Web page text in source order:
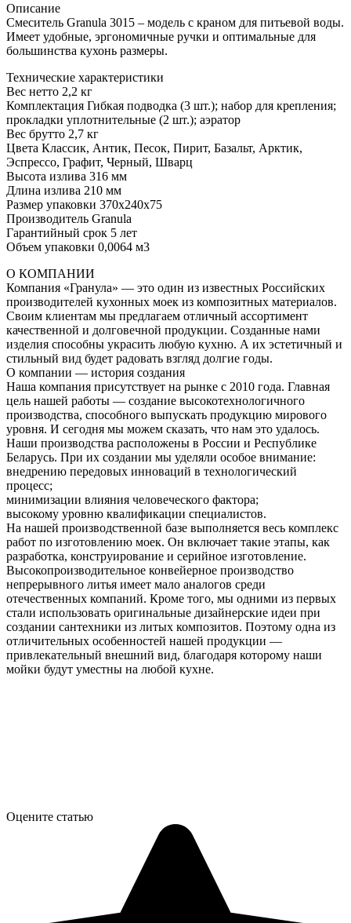
Описание
Смеситель Granula 3015 – модель с краном для питьевой воды.
Имеет удобные, эргономичные ручки и оптимальные для
большинства кухонь размеры.
Технические характеристики
Вес нетто 2,2 кг
Комплектация Гибкая подводка (3 шт.); набор для крепления;
прокладки уплотнительные (2 шт.); аэратор
Вес брутто 2,7 кг
Цвета Классик, Антик, Песок, Пирит, Базальт, Арктик,
Эспрессо, Графит, Черный, Шварц
Высота излива 316 мм
Длина излива 210 мм
Размер упаковки 370x240x75
Производитель Granula
Гарантийный срок 5 лет
Объем упаковки 0,0064 м3
О КОМПАНИИ
Компания «Гранула» — это один из известных Российских
производителей кухонных моек из композитных материалов.
Своим клиентам мы предлагаем отличный ассортимент
качественной и долговечной продукции. Созданные нами
изделия способны украсить любую кухню. А их эстетичный и
стильный вид будет радовать взгляд долгие годы.
О компании — история создания
Наша компания присутствует на рынке с 2010 года. Главная
цель нашей работы — создание высокотехнологичного
производства, способного выпускать продукцию мирового
уровня. И сегодня мы можем сказать, что нам это удалось.
Наши производства расположены в России и Республике
Беларусь. При их создании мы уделяли особое внимание:
внедрению передовых инноваций в технологический
процесс;
минимизации влияния человеческого фактора;
высокому уровню квалификации специалистов.
На нашей производственной базе выполняется весь комплекс
работ по изготовлению моек. Он включает такие этапы, как
разработка, конструирование и серийное изготовление.
Высокопроизводительное конвейерное производство
непрерывного литья имеет мало аналогов среди
отечественных компаний. Кроме того, мы одними из первых
стали использовать оригинальные дизайнерские идеи при
создании сантехники из литых композитов. Поэтому одна из
отличительных особенностей нашей продукции —
привлекательный внешний вид, благодаря которому наши
мойки будут уместны на любой кухне.
Оцените статью